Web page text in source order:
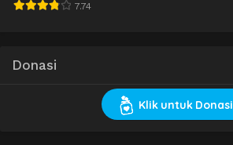
Himitsu no Shima
7.74
Donasi
Klik untuk Donasi